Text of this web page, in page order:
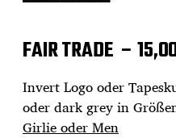
FAIR TRADE –
Invert Logo oder
oder dark grey in
Girlie oder Men